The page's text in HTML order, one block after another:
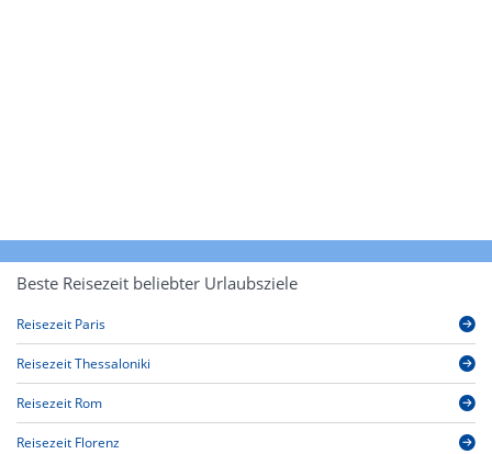
Beste Reisezeit beliebter Urlaubsziele
Reisezeit Paris
Reisezeit Thessaloniki
Reisezeit Rom
Reisezeit Florenz